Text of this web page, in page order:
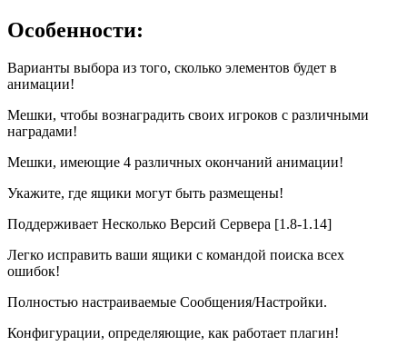
Особенности:
Варианты выбора из того, сколько элементов будет в
анимации!
Мешки, чтобы вознаградить своих игроков с различными
наградами!
Мешки, имеющие 4 различных окончаний анимации!
Укажите, где ящики могут быть размещены!
Поддерживает Несколько Версий Сервера [1.8-1.14]
Легко исправить ваши ящики с командой поиска всех
ошибок!
Полностью настраиваемые Сообщения/Настройки.
Конфигурации, определяющие, как работает плагин!